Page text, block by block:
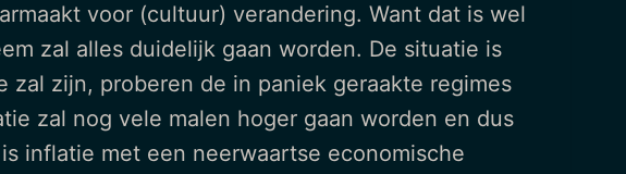
voor (cultuur) verandering. Want dat is wel
zal alles duidelijk gaan worden. De situatie is
zijn, proberen de in paniek geraakte regimes
zal nog vele malen hoger gaan worden en dus
inflatie met een neerwaartse economische